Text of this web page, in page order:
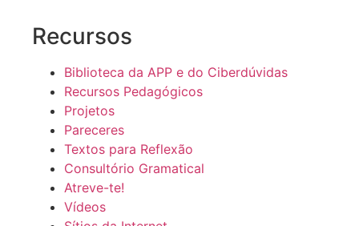
Recursos
Biblioteca da APP e do Ciberdúvidas
Recursos Pedagógicos
Projetos
Pareceres
Textos para Reflexão
Consultório Gramatical
Atreve-te!
Vídeos